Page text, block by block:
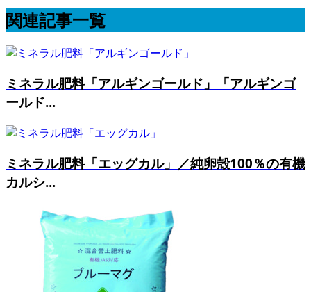
関連記事一覧
ミネラル肥料「アルギンゴールド」「アルギンゴ
ールド...
ミネラル肥料「エッグカル」／純卵殻100％の有機
カルシ...